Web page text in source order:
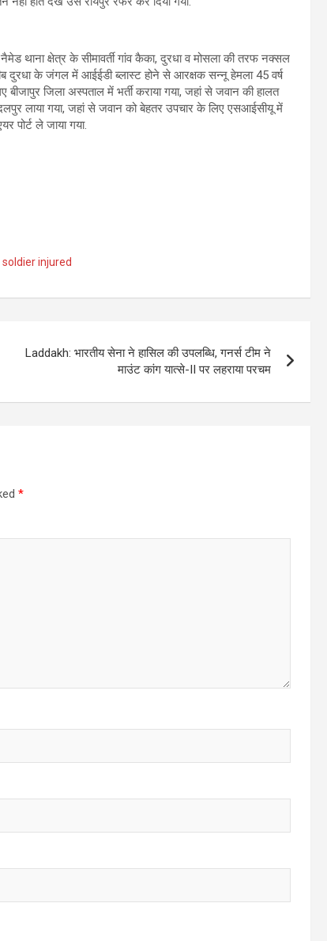
थाना क्षेत्र के सीमावर्ती गांव कैका, दुरधा व मोसला की तरफ नक्सल
दुरधा के जंगल में आईईडी ब्लास्ट होने से आरक्षक सन्नू हेमला 45 वर्ष
जिला अस्पताल में भर्ती कराया गया, जहां से जवान की हालत
लाया गया, जहां से जवान को बेहतर उपचार के लिए एसआईसीयू में
पोर्ट ले जाया गया.
soldier injured
Laddakh: भारतीय सेना ने हासिल की उपलब्धि, गनर्स टीम ने
माउंट कांग यात्से-II पर लहराया परचम
*